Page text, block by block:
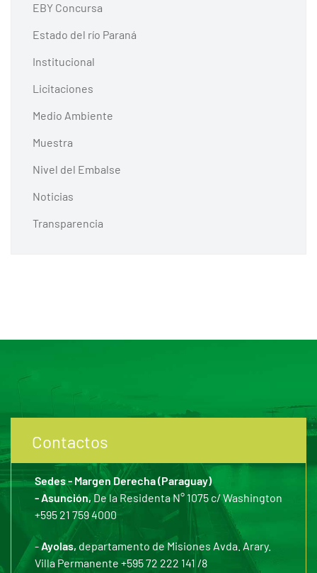
EBY Concursa
Estado del río Paraná
Institucional
Licitaciones
Medio Ambiente
Muestra
Nivel del Embalse
Noticias
Transparencia
Contactos
Sedes - Margen Derecha (Paraguay)
- Asunción,De la Residenta N° 1075 c/ Washington
+595 21 759 4000
-Ayolas, departamento de Misiones Avda. Arary.
Villa Permanente +595 72 222 141 /8